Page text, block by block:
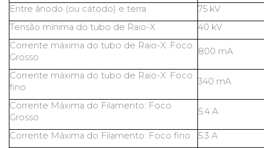
Entre ânodo (ou cátodo) e terra
75 kV
Tensão mínima do tubo de Raio-X
40 kV
Corrente máxima do tubo de Raio-X: Foco
Grosso
800 mA
Corrente máxima do tubo de Raio-X: Foco
fino
340 mA
Corrente Máxima do Filamento: Foco
Grosso
5.4 A
Corrente Máxima do Filamento: Foco fino
5.3 A